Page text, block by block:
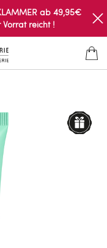
ab 49,95€
reicht !